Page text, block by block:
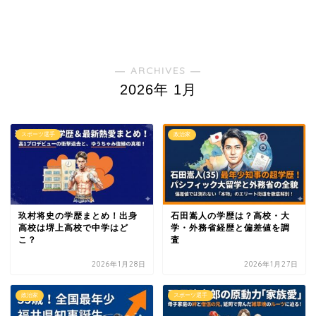
― ARCHIVES ―
2026年 1月
スポーツ選手
玖村将史の学歴まとめ！出身
高校は堺上高校で中学はど
こ？
2026年1月28日
政治家
石田嵩人の学歴は？高校・大
学・外務省経歴と偏差値を調
査
2026年1月27日
政治家 スポーツ選手